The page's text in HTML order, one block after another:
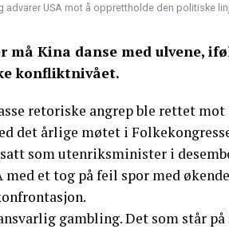
advarer USA mot å opprettholde den politiske
må Kina danse med ulvene,
konfliktnivået.
retoriske angrep ble rettet mot
det årlige møtet i
som utenriksminister i
et tog på feil spor med
gambling. Det som står